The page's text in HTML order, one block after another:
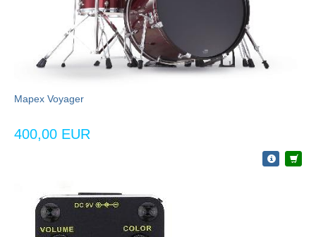
Mapex Voyager
400,00 EUR